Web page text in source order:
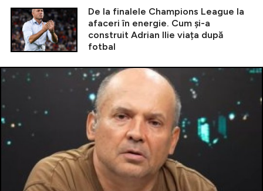
De la finalele Champions League la
afaceri în energie. Cum și-a
construit Adrian Ilie viața după
fotbal